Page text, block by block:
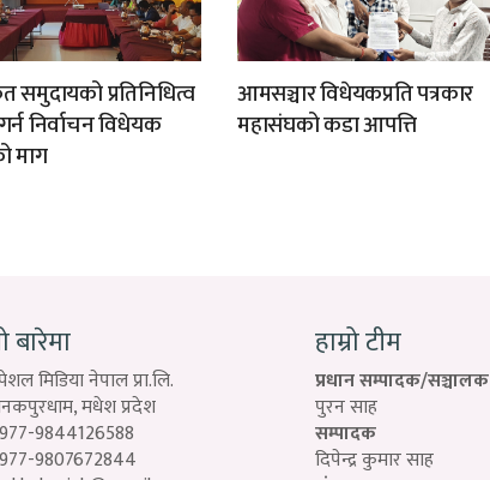
समुदायको प्रतिनिधित्व
निर्वाचन विधेयक
माग
आमसञ्चार विधेयकप्रति पत्रकार
महासंघको कडा आपत्ति
बारेमा
मिडिया नेपाल प्रा.लि.
मधेश प्रदेश
9844126588
9807672844
हाम्रो टीम
प्रधान सम्पादक/सञ्चालक
पुरन साह
सम्पादक
दिपेन्द्र कुमार साह